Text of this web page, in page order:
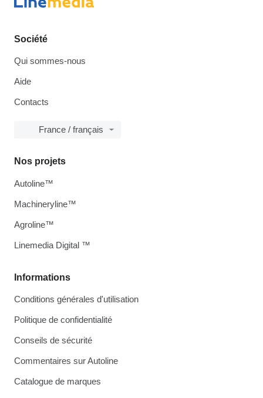
Société
Qui sommes-nous
Aide
Contacts
France / français
Informations
Conditions générales d'utilisation
Politique de confidentialité
Conseils de sécurité
Commentaires sur Autoline
Catalogue de marques
Nos projets
Autoline™
Machineryline™
Agroline™
Linemedia Digital ™